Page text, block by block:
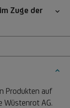
Zuge der
Produkten auf
Wüstenrot AG.